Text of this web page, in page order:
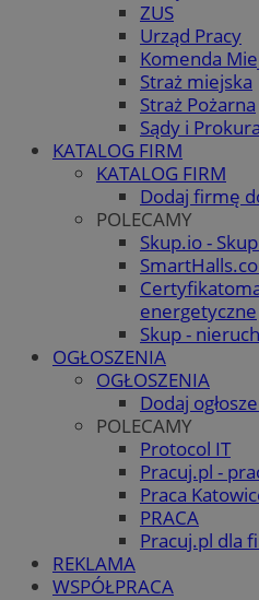
ZUS
Urząd Pracy
Komenda
Straż miejska
Straż Pożarna
Sądy i
KATALOG FIRM
KATALOG FIRM
Dodaj firmę
POLECAMY
Skup.io -
energetyczne
Skup -
OGŁOSZENIA
OGŁOSZENIA
Dodaj
POLECAMY
Protocol IT
Pracuj.pl -
Praca
PRACA
Pracuj.pl dla
REKLAMA
WSPÓŁPRACA